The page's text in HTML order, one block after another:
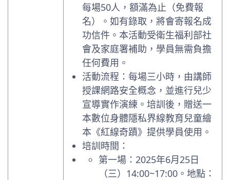
每場50人，額滿為止（免費報
名）。如有錄取，將會寄報名成
功信件。本活動受衛生福利部社
會及家庭署補助，學員無需負擔
任何費用。
活動流程：每場三小時，由講師
授課網路安全概念，並進行兒少
宣導實作演練。培訓後，贈送一
本數位身體隱私界線教育兒童繪
本《紅線奇蹟》提供學員使用。
培訓時間：
第一場：2025年6月25日
（三）14:00~17:00。地點：